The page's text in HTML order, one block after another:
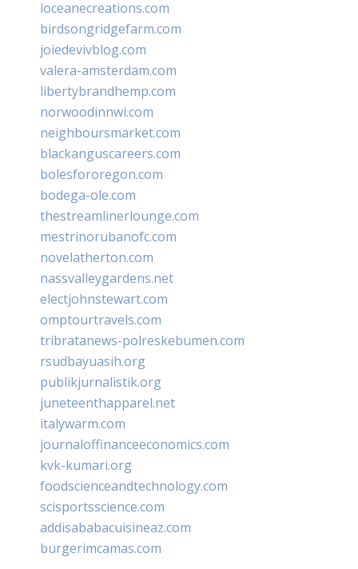
loceanecreations.com
birdsongridgefarm.com
joiedevivblog.com
valera-amsterdam.com
libertybrandhemp.com
norwoodinnwi.com
neighboursmarket.com
blackanguscareers.com
bolesfororegon.com
bodega-ole.com
thestreamlinerlounge.com
mestrinorubanofc.com
novelatherton.com
nassvalleygardens.net
electjohnstewart.com
omptourtravels.com
tribratanews-polreskebumen.com
rsudbayuasih.org
publikjurnalistik.org
juneteenthapparel.net
italywarm.com
journaloffinanceeconomics.com
kvk-kumari.org
foodscienceandtechnology.com
scisportsscience.com
addisababacuisineaz.com
burgerimcamas.com